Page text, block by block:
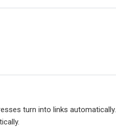
turn into links automatically.